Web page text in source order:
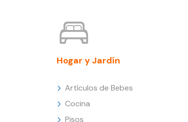
Hogar y Jardín
Artículos de Bebes
Cocina
Pisos